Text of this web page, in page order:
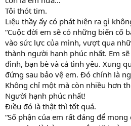
Tôi thót tim.
Liệu thầy ấy có phát hiện ra gì
“Cuộc đời em sẽ có những biến cố
vào sức lực của mình, vượt qua
thành người hạnh phúc nhất. Em
đình, bạn bè và cả tình yêu. Xung
đứng sau bảo vệ em. Đó chính là
Không chỉ một mà còn nhiều hơn
Người hạnh phúc nhất!
Điều đó là thật thì tốt quá.
“Số phận của em rất đáng để mong